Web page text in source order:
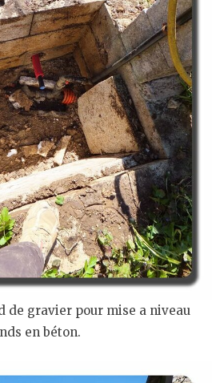
de gravier pour mise a niveau
en béton.